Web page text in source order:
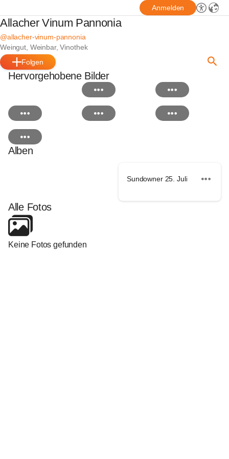
Anmelden
Allacher Vinum Pannonia
@allacher-vinum-pannonia
Weingut, Weinbar, Vinothek
Folgen
Hervorgehobene Bilder
Alben
Sundowner 25. Juli
Alle Fotos
Keine Fotos gefunden